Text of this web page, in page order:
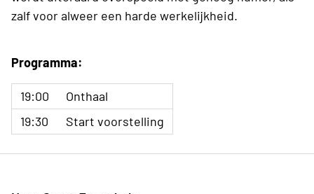
zalf voor alweer een harde werkelijkheid.
Programma:
19:00
Onthaal
19:30
Start voorstelling